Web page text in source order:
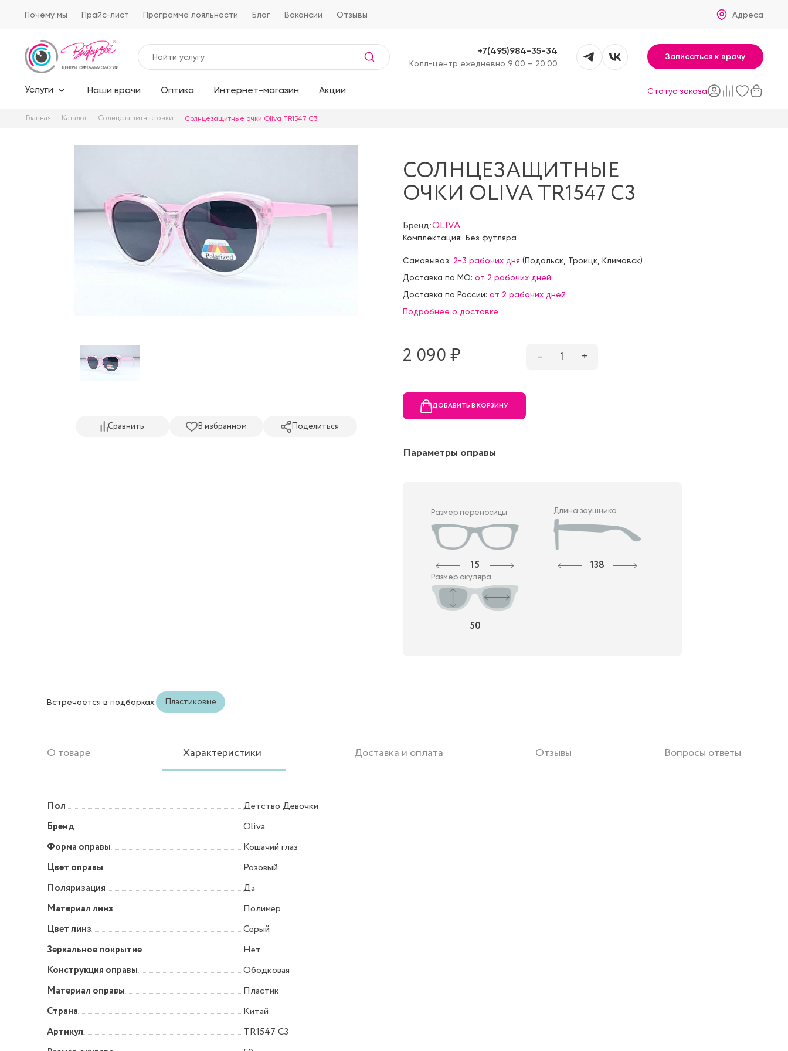
Почему мы Прайс-лист Программа лояльности Блог Вакансии Отзывы Адреса
+7(495)984-35-34
Kолл-центр ежедневно 9:00 – 20:00
Записаться к врачу
Услуги Наши врачи Оптика Интернет-магазин Акции Статус заказа
Главная Каталог Солнцезащитные очки Солнцезащитные очки Oliva TR1547 С3
Сравнить В избранном Поделиться
СОЛНЦЕЗАЩИТНЫЕ
ОЧКИ OLIVA TR1547 С3
Бренд:OLIVA
Комплектация: Без футляра
Самовывоз: 2-3 рабочих дня (Подольск, Троицк, Климовск)
Доставка по МО: от 2 рабочих дней
Доставка по России: от 2 рабочих дней
Подробнее о доставке
2 090 ₷ – 1 +
ДОБАВИТЬ В КОРЗИНУ
Параметры оправы
Размер переносицы
15
Длина заушника
138
Размер окуляра
50
Встречается в подборках: Пластиковые
О товаре Характеристики Доставка и оплата Отзывы Вопросы ответы
Пол
Детство Девочки
Бренд
Oliva
Форма оправы
Кошачий глаз
Цвет оправы
Розовый
Поляризация
Да
Материал линз
Полимер
Цвет линз
Серый
Зеркальное покрытие
Нет
Конструкция оправы
Ободковая
Материал оправы
Пластик
Страна
Китай
Артикул
TR1547 С3